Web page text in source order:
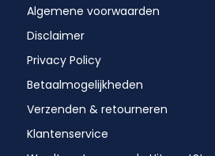
Algemene voorwaarden
Disclaimer
Privacy Policy
Betaalmogelijkheden
Verzenden & retourneren
Klantenservice